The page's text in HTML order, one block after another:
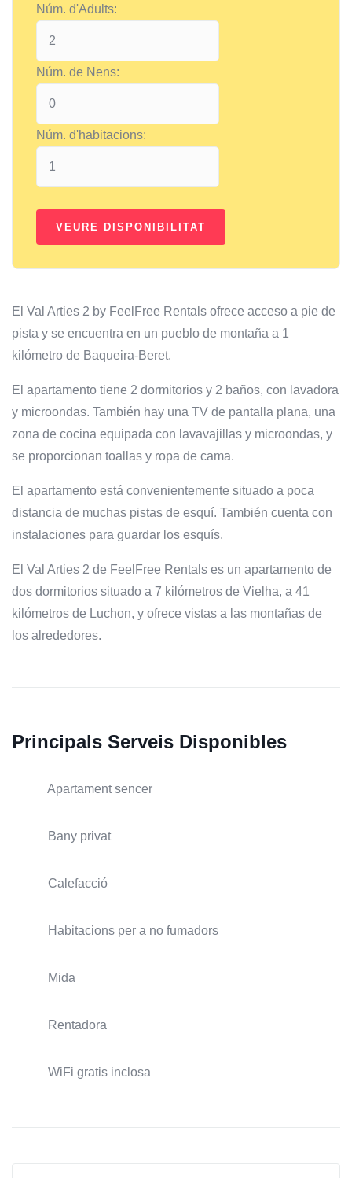
Núm. d'Adults:
Núm. de Nens:
Núm. d'habitacions:
El Val Arties 2 by FeelFree Rentals ofrece acceso a pie de
pista y se encuentra en un pueblo de montaña a 1
kilómetro de Baqueira-Beret.
El apartamento tiene 2 dormitorios y 2 baños, con lavadora
y microondas. También hay una TV de pantalla plana, una
zona de cocina equipada con lavavajillas y microondas, y
se proporcionan toallas y ropa de cama.
El apartamento está convenientemente situado a poca
distancia de muchas pistas de esquí. También cuenta con
instalaciones para guardar los esquís.
El Val Arties 2 de FeelFree Rentals es un apartamento de
dos dormitorios situado a 7 kilómetros de Vielha, a 41
kilómetros de Luchon, y ofrece vistas a las montañas de
los alrededores.
Principals Serveis Disponibles
Apartament sencer
Bany privat
Calefacció
Habitacions per a no fumadors
Mida
Rentadora
WiFi gratis inclosa